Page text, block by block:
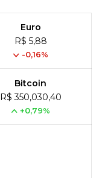
Euro
R$ 5,88
-0,16%
Bitcoin
R$ 350,030,40
+0,79%